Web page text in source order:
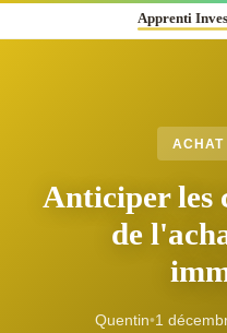
ACHAT
Anticiper les
de
Quentin•1